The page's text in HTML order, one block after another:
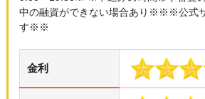
中の融資ができない場合あり※※※公式
す※※
金利